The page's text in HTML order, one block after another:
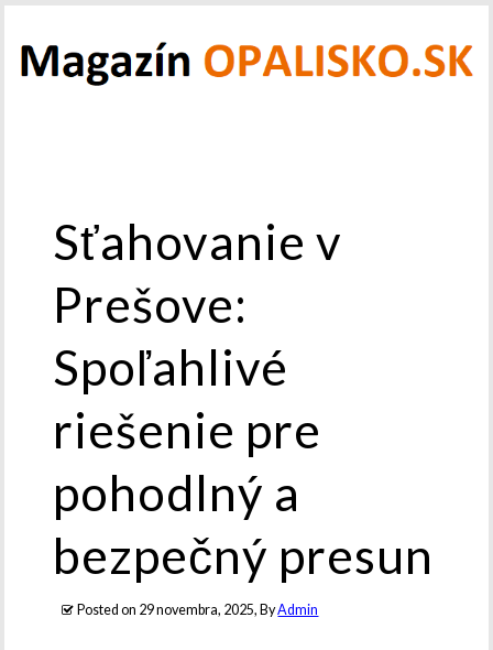
Sťahovanie v
Prešove:
Spoľahlivé
riešenie pre
pohodlný a
bezpečný presun
Posted on 29 novembra, 2025, ByAdmin